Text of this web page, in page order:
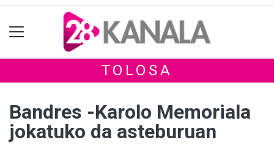
TOLOSA
Bandres -Karolo Memoriala
jokatuko da asteburuan